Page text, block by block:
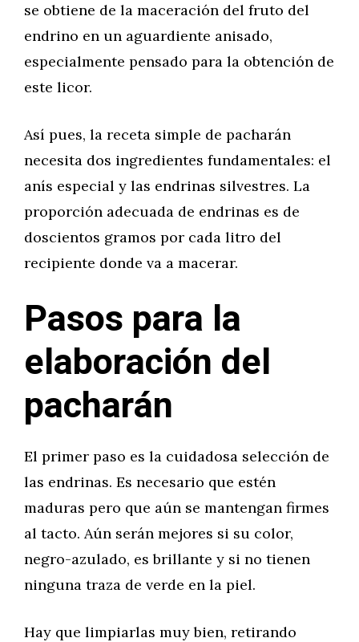
se obtiene de la maceración del fruto del
endrino en un aguardiente anisado,
especialmente pensado para la obtención de
este licor.
Así pues, la receta simple de pacharán
necesita dos ingredientes fundamentales: el
anís especial y las endrinas silvestres. La
proporción adecuada de endrinas es de
doscientos gramos por cada litro del
recipiente donde va a macerar.
Pasos para la
elaboración del
pacharán
El primer paso es la cuidadosa selección de
las endrinas. Es necesario que estén
maduras pero que aún se mantengan firmes
al tacto. Aún serán mejores si su color,
negro-azulado, es brillante y si no tienen
ninguna traza de verde en la piel.
Hay que limpiarlas muy bien, retirando